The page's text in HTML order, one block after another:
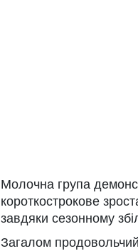
Молочна група
короткострокове
завдяки сезонному
Загалом